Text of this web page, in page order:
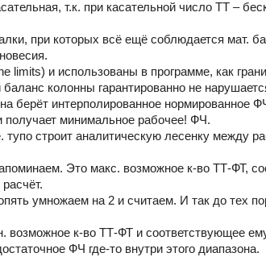
т.к. при касательной число ТТ –
при которых всё ещё соблюдается мат.
limits) и использованы в программе, как
колонны гарантированно не
берёт интерполированное нормированное
получает минимальное рабочее! ФЧ.
строит аналитическую лесенку между
Это макс. возможное к-во ТТ-ФТ,
умножаем на 2 и считаем. И так до тех
возможное к-во ТТ-ФТ и соответствующее
ФЧ где-то внутри этого диапазона.